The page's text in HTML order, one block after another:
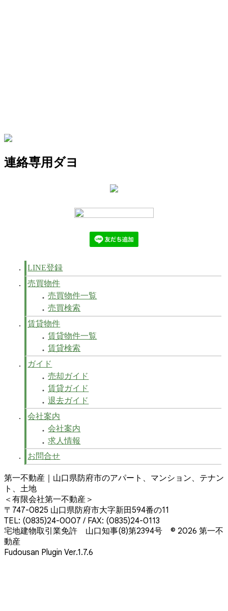
連絡専用ダヨ
LINE登録
売買物件
売買物件一覧
売買検索
賃貸物件
賃貸物件一覧
賃貸検索
ガイド
売却ガイド
賃貸ガイド
退去ガイド
会社案内
会社案内
求人情報
お問合せ
第一不動産｜山口県防府市のアパート、マンション、テナン
ト、土地
＜有限会社第一不動産＞
〒747-0825 山口県防府市大字新田594番の11
TEL: (0835)24-0007 / FAX: (0835)24-0113
宅地建物取引業免許 山口知事(8)第2394号 © 2026 第一不
動産
Fudousan Plugin Ver.1.7.6